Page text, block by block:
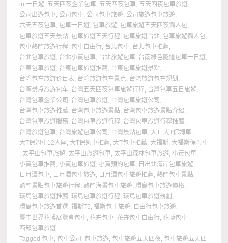
in一日遊, 五天四夜企業包車, 五天四夜包車, 五天四夜包車旅遊,
公司出遊包車, 公司包車, 公司包車旅遊, 公司旅遊包車旅遊,
六天五夜包車,包車一日遊,包車旅遊,包車旅遊五天四夜懶人包,
包車旅遊五天景點,包車旅遊五天行程,包車旅遊台北,包車旅遊懶人包,
包車熱門旅遊行程,包車自由行, 台北包車, 台北包車推薦,
台北包車旅遊, 台北小黃包車, 台北旅遊包車, 台南綠色隧道包車一日遊,
台東包車旅遊, 台東包車旅遊推薦, 台東包車旅遊景點,
台湾包车旅游价目表, 台湾旅游包车景点, 台湾旅游包车规划 ,
台湾景点旅游包车, 台灣五天四夜包車旅遊行程, 台灣包車五日旅遊,
台灣包車企業公司 , 台灣包車旅遊, 台灣包車旅遊公司 ,
台灣包車旅遊推薦, 台灣包車旅遊景點, 台灣包車旅遊景點介紹,
台灣包車旅遊服務, 台灣包車旅遊行程, 台灣包車旅遊行程推薦,
台灣旅遊包車, 台灣旅遊包車公司 , 台灣景點包車, 大T, 大T保姆車,
大T保姆車12人座, 大T保姆車推薦, 大T包車推薦, 大福斯, 大福斯保母車
, 太平山包車旅遊, 太平山旅遊包車, 太平山森林包車旅遊,小黃包車,
小黃包車推薦,小黃包車旅遊,小黃預約包車, 日出北海岸包車旅遊,
日月潭包車, 日月潭包車旅遊, 日月潭包車旅遊推薦, 熱門包車景點,
熱門景點包車旅遊行程, 熱門海景包車旅遊,環島包車旅遊價格,
環島包車旅遊推薦,環島包車旅遊行程,環島包車旅遊規劃 ,
環島包車旅遊首選,福斯T5,福斯包車旅遊, 自由行包車旅遊,
臺中世界花博展覽會包車, 花卉包車, 花卉包車自由行, 花博包車,
西部包車旅遊
Tagged包車,包車公司 ,包車旅遊,包車旅遊五天四夜,包車旅遊五天四